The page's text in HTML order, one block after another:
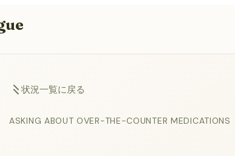
状況一覧に戻る
ASKING ABOUT OVER-THE-COUNTER MEDICATIONS